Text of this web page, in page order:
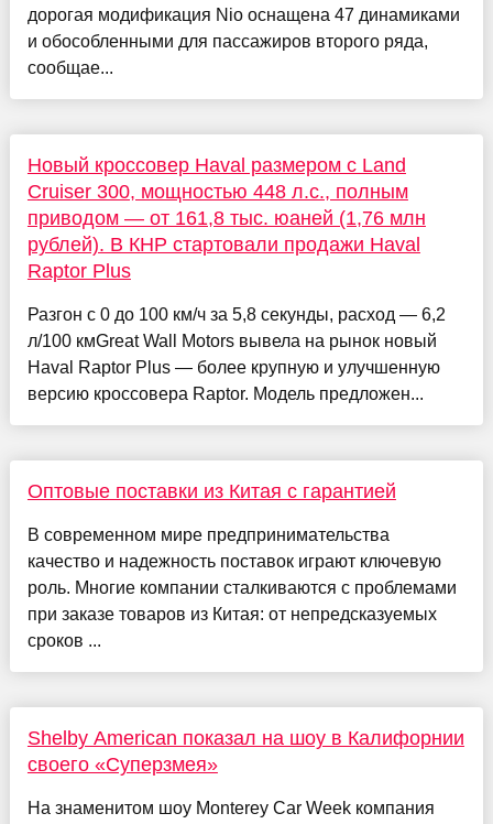
дорогая модификация Nio оснащена 47 динамиками
и обособленными для пассажиров второго ряда,
сообщае...
Новый кроссовер Haval размером с Land
Cruiser 300, мощностью 448 л.с., полным
приводом — от 161,8 тыс. юаней (1,76 млн
рублей). В КНР стартовали продажи Haval
Raptor Plus
Разгон с 0 до 100 км/ч за 5,8 секунды, расход — 6,2
л/100 кмGreat Wall Motors вывела на рынок новый
Haval Raptor Plus — более крупную и улучшенную
версию кроссовера Raptor. Модель предложен...
Оптовые поставки из Китая с гарантией
В современном мире предпринимательства
качество и надежность поставок играют ключевую
роль. Многие компании сталкиваются с проблемами
при заказе товаров из Китая: от непредсказуемых
сроков ...
Shelby American показал на шоу в Калифорнии
своего «Суперзмея»
На знаменитом шоу Monterey Car Week компания